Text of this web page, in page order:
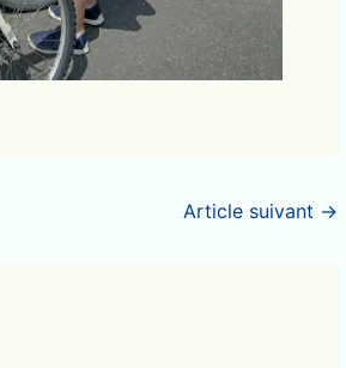
Article suivant →